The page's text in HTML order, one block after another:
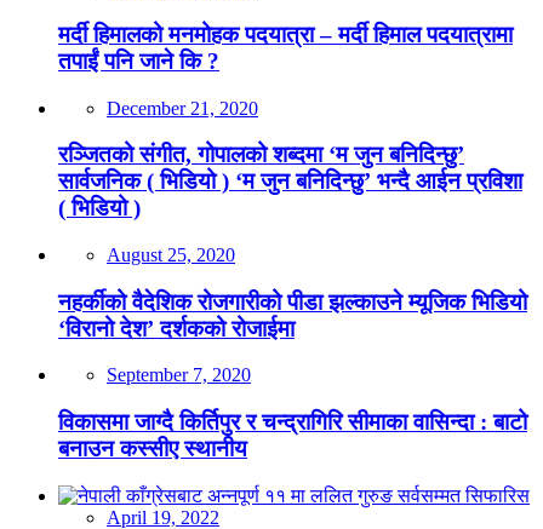
मर्दी हिमालको मनमोहक पदयात्रा – मर्दी हिमाल पदयात्रामा
तपाईं पनि जाने कि ?
December 21, 2020
रञ्जितको संगीत, गोपालको शब्दमा ‘म जुन बनिदिन्छु’
सार्वजनिक ( भिडियो ) ‘म जुन बनिदिन्छु’ भन्दै आईन प्रविशा
( भिडियो )
August 25, 2020
नहर्कीको वैदेशिक रोजगारीको पीडा झल्काउने म्यूजिक भिडियो
‘विरानो देश’ दर्शकको रोजाईमा
September 7, 2020
विकासमा जाग्दै किर्तिपुर र चन्द्रागिरि सीमाका वासिन्दा : बाटो
बनाउन कस्सीए स्थानीय
April 19, 2022